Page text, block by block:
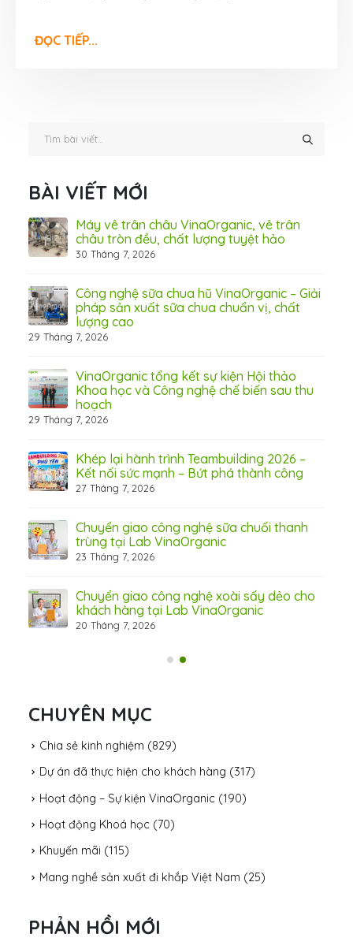
ĐỌC TIẾP...
BÀI VIẾT MỚI
Máy vê trân châu VinaOrganic, vê trân
châu tròn đều, chất lượng tuyệt hảo
30 Tháng 7, 2026
Công nghệ sữa chua hũ VinaOrganic – Giải
pháp sản xuất sữa chua chuẩn vị, chất
lượng cao
29 Tháng 7, 2026
VinaOrganic tổng kết sự kiện Hội thảo
Khoa học và Công nghệ chế biến sau thu
hoạch
29 Tháng 7, 2026
Khép lại hành trình Teambuilding 2026 –
Kết nối sức mạnh – Bứt phá thành công
27 Tháng 7, 2026
Chuyển giao công nghệ sữa chuối thanh
trùng tại Lab VinaOrganic
23 Tháng 7, 2026
Chuyển giao công nghệ xoài sấy dẻo cho
khách hàng tại Lab VinaOrganic
20 Tháng 7, 2026
CHUYÊN MỤC
Chia sẻ kinh nghiệm (829)
Dự án đã thực hiện cho khách hàng (317)
Hoạt động – Sự kiện VinaOrganic (190)
Hoạt động Khoá học (70)
Khuyến mãi (115)
Mang nghề sản xuất đi khắp Việt Nam (25)
PHẢN HỒI MỚI